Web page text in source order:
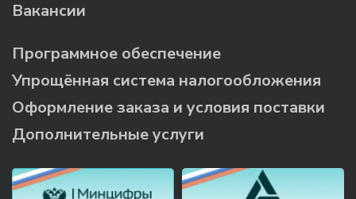
Вакансии
Программное обеспечение
Упрощённая система налогообложения
Оформление заказа и условия поставки
Дополнительные услуги